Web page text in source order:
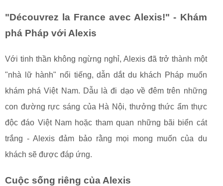
"Découvrez la France avec Alexis!" - Khám
phá Pháp với Alexis
Với tinh thần không ngừng nghỉ, Alexis đã trở thành một
"nhà lữ hành" nổi tiếng, dẫn dắt du khách Pháp muốn
khám phá Việt Nam. Dẫu là đi dạo về đêm trên những
con đường rực sáng của Hà Nội, thưởng thức ẩm thực
độc đáo Việt Nam hoặc tham quan những bãi biển cát
trắng - Alexis đảm bảo rằng mọi mong muốn của du
khách sẽ được đáp ứng.
Cuộc sống riêng của Alexis